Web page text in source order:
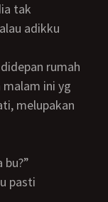
tak
adikku
ini yg
melupakan
bu?”